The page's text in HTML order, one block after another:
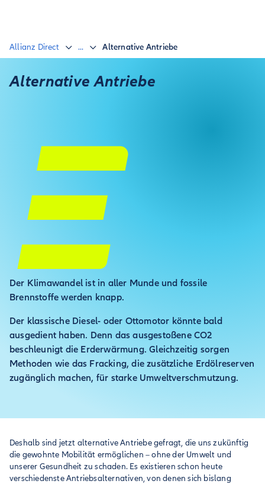
Allianz Direct ... Alternative Antriebe
Alternative Antriebe
Der Klimawandel ist in aller Munde und fossile
Brennstoffe werden knapp.
Der klassische Diesel- oder Ottomotor könnte bald
ausgedient haben. Denn das ausgestoßene CO2
beschleunigt die Erderwärmung. Gleichzeitig sorgen
Methoden wie das Fracking, die zusätzliche Erdölreserven
zugänglich machen, für starke Umweltverschmutzung.
Deshalb sind jetzt alternative Antriebe gefragt, die uns zukünftig
die gewohnte Mobilität ermöglichen – ohne der Umwelt und
unserer Gesundheit zu schaden. Es existieren schon heute
verschiedenste Antriebsalternativen, von denen sich bislang